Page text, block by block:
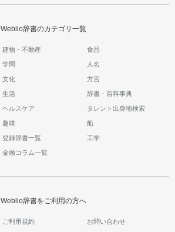
Weblio辞書のカテゴリ一覧
建物・不動産 食品
学問 人名
文化 方言
生活 辞書・百科事典
ヘルスケア タレント出身地検索
趣味 船
登録辞書一覧 工学
金融コラム一覧
Weblio辞書をご利用の方へ
ご利用規約 お問い合わせ